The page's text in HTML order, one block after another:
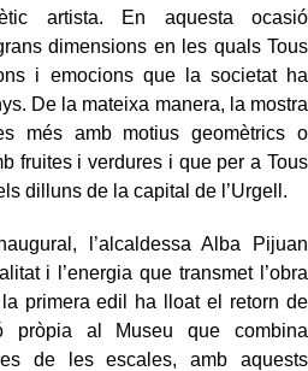
artista. En aquesta ocasió
dimensions en les quals Tous
i emocions que la societat ha
De la mateixa manera, la mostra
més amb motius geomètrics o
fruites i verdures i que per a Tous
dilluns de la capital de l’Urgell.
l’alcaldessa Alba Pijuan
i l’energia que transmet l’obra
primera edil ha lloat el retorn de
pròpia al Museu que combina
de les escales, amb aquests